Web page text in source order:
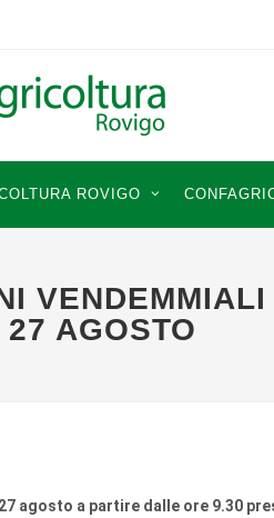
ROVIGO
AGOSTO
27 agosto a partire dalle ore 9.30